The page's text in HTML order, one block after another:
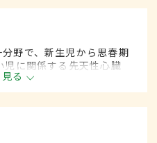
野で、新生児から思春期
児に関係する先天性心臓
術的な方法によって治療
る